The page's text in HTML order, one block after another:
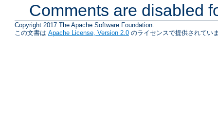
Comments are disabled
Copyright 2017 The Apache Software Foundation.
この文書は Apache License, Version 2.0 のライセンスで提供されてい